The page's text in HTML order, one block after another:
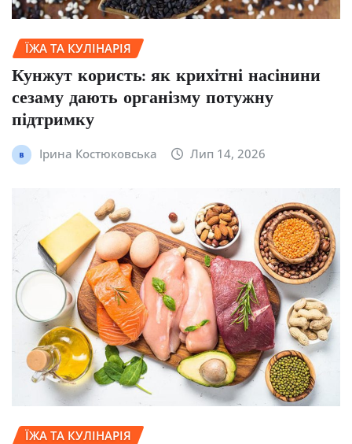
ЇЖА ТА КУЛІНАРІЯ
Кунжут користь: як крихітні насінини
сезаму дають організму потужну
підтримку
Ірина Костюковська Лип 14, 2026
ЇЖА ТА КУЛІНАРІЯ